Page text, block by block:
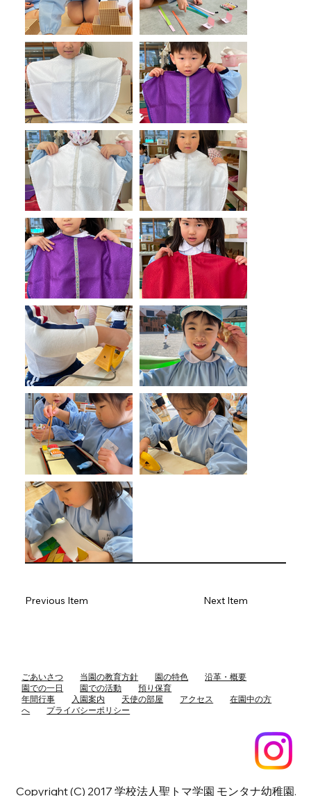
Next Item
Previous Item
ごあいさつ 当園の教育方針 園の特色
沿革・概要
園での一日
園での活動
預り保育
年間行事
入園案内 天使の部屋 アクセス
在園中の方
へ
プライバシーポリシー
Copyright (C) 2017 学校法人聖トマ学園 モンタナ幼稚園.